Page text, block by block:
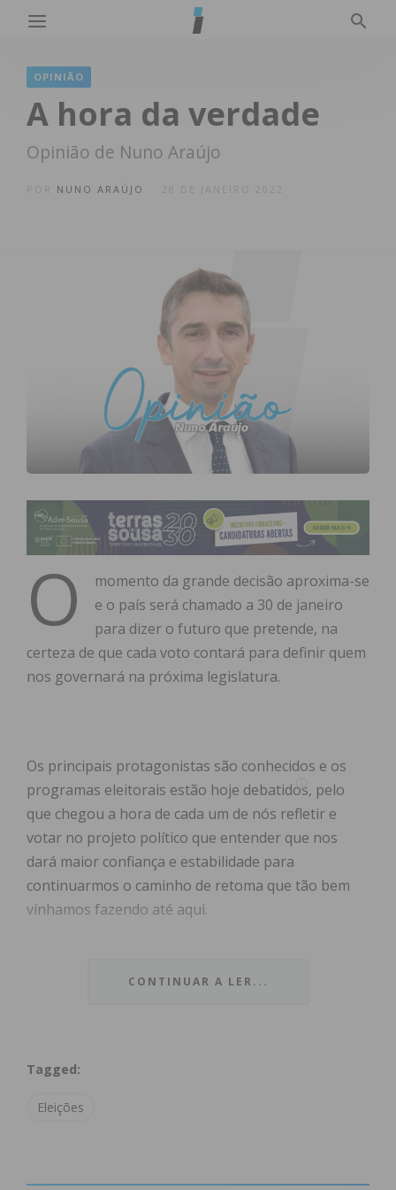
OPINIÃO
A hora da verdade
Opinião de Nuno Araújo
NUNO ARAÚJO 28 DE JANEIRO 2022
O
momento da grande decisão aproxima-se
e o país será chamado a 30 de janeiro
para dizer o futuro que pretende, na
certeza de que cada voto contará para definir quem
nos governará na próxima legislatura.
Os principais protagonistas são conhecidos e os
programas eleitorais estão hoje debatidos, pelo
que chegou a hora de cada um de nós refletir e
votar no projeto político que entender que nos
dará maior confiança e estabilidade para
continuarmos o caminho de retoma que tão bem
vínhamos fazendo até aqui.
Partido Socialista e com António Costa é que
Sistema Nacional de Saúde, garantindo que todos
CONTINUAR A LER...
Tagged:
Eleições